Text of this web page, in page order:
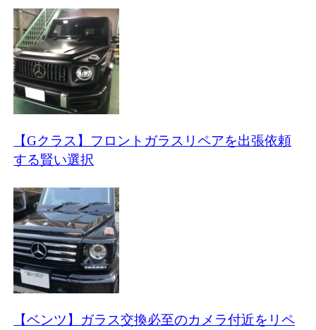
【Gクラス】フロントガラスリペアを出張依頼
する賢い選択
【ベンツ】ガラス交換必至のカメラ付近をリペ